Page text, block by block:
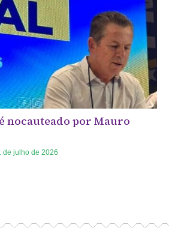
nocauteado por Mauro
de julho de 2026